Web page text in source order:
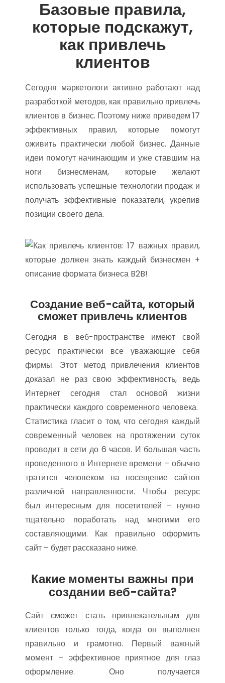
Базовые правила,
которые подскажут,
как привлечь
клиентов
Сегодня маркетологи активно работают над
разработкой методов, как правильно привлечь
клиентов в бизнес. Поэтому ниже приведем 17
эффективных правил, которые помогут
оживить практически любой бизнес. Данные
идеи помогут начинающим и уже ставшим на
ноги бизнесменам, которые желают
использовать успешные технологии продаж и
получать эффективные показатели, укрепив
позиции своего дела.
Создание веб-сайта, который
сможет привлечь клиентов
Сегодня в веб-пространстве имеют свой
ресурс практически все уважающие себя
фирмы. Этот метод привлечения клиентов
доказал не раз свою эффективность, ведь
Интернет сегодня стал основой жизни
практически каждого современного человека.
Статистика гласит о том, что сегодня каждый
современный человек на протяжении суток
проводит в сети до 6 часов. И большая часть
проведенного в Интернете времени – обычно
тратится человеком на посещение сайтов
различной направленности. Чтобы ресурс
был интересным для посетителей – нужно
тщательно поработать над многими его
составляющими. Как правильно оформить
сайт – будет рассказано ниже.
Какие моменты важны при
создании веб-сайта?
Сайт сможет стать привлекательным для
клиентов только тогда, когда он выполнен
правильно и грамотно. Первый важный
момент – эффективное приятное для глаз
оформление. Оно получается